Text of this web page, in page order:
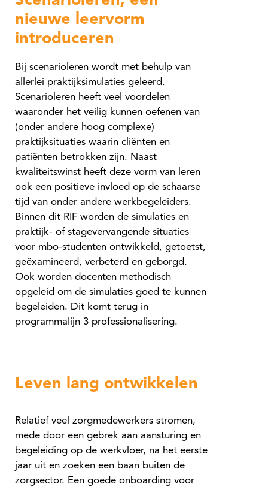
Relatief veel zorgmedewerkers stromen,
mede door een gebrek aan aansturing en
begeleiding op de werkvloer, na het eerste
jaar uit en zoeken een baan buiten de
zorgsector. Een goede onboarding voor
Leven lang ontwikkelen
Bij scenarioleren wordt met behulp van
allerlei praktijksimulaties geleerd.
Scenarioleren heeft veel voordelen
waaronder het veilig kunnen oefenen van
(onder andere hoog complexe)
praktijksituaties waarin cliënten en
patiënten betrokken zijn. Naast
kwaliteitswinst heeft deze vorm van leren
ook een positieve invloed op de schaarse
tijd van onder andere werkbegeleiders.
Binnen dit RIF worden de simulaties en
praktijk- of stagevervangende situaties
voor mbo-studenten ontwikkeld, getoetst,
geëxamineerd, verbeterd en geborgd.
Ook worden docenten methodisch
opgeleid om de simulaties goed te kunnen
begeleiden. Dit komt terug in
programmalijn 3 professionalisering.
nieuwe leervorm
introduceren